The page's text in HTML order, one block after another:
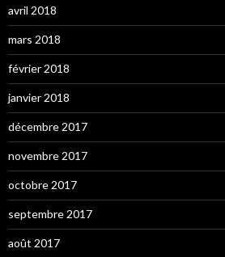
avril 2018
mars 2018
février 2018
janvier 2018
décembre 2017
novembre 2017
octobre 2017
septembre 2017
août 2017